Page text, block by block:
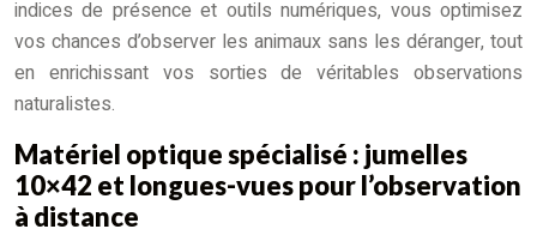
indices de présence et outils numériques, vous optimisez
vos chances d’observer les animaux sans les déranger, tout
en enrichissant vos sorties de véritables observations
naturalistes.
Matériel optique spécialisé : jumelles
10×42 et longues-vues pour l’observation
à distance